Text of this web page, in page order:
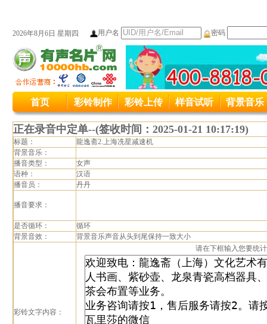
2026年8月6日 星期四 用户名 密码
本站统一服务热线变更公司400-
本站原400接入号码4006889027变更为
首页 彩铃制作 彩铃上传 样音试听 背景音乐
正在录音中定单--(签收时间：2025-01-21 10:17:19)
标题：
龍逸斋2.上海冼星减速机
背景音乐：
播音类型：
女声
语种：
汉语
播音员：
丹丹
播音要求：
是否循环：
循环
背景音效：
背景音乐声音从头到尾保持一致大小
彩铃文字内容：
请在下框输入您要统